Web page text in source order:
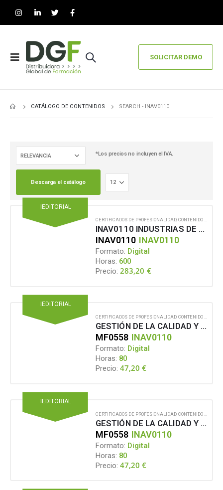
SOLICITAR DEMO
CATÁLOGO DE CONTENIDOS SEARCH - INAV0110
*Los precios no incluyen el IVA.
Descarga el catálogo
IEDITORIAL
CERTIFICADOS DE PROFESIONALIDAD CONTENIDO EN FORMATO DIGITAL
INAV0110 INDUSTRIAS DE CONSERVAS Y JUGOS VEGETALES
INAV0110 INAV0110
Formato: Digital
Horas: 600
Precio: 283,20 €
IEDITORIAL
CERTIFICADOS DE PROFESIONALIDAD CONTENIDO EN FORMATO DIGITAL
GESTIÓN DE LA CALIDAD Y MEDIOAMBIENTE EN INDUSTRIA ALIMENTARIA
MF0558 INAV0110
Formato: Digital
Horas: 80
Precio: 47,20€
IEDITORIAL
CERTIFICADOS DE PROFESIONALIDAD CONTENIDO EN FORMATO DIGITAL
GESTIÓN DE LA CALIDAD Y MEDIOAMBIENTE EN INDUSTRIA ALIMENTARIA
MF0558 INAV0110
Formato: Digital
Horas: 80
Precio: 47,20€